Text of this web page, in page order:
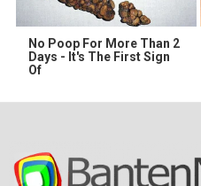
No Poop For More Than 2
Days - It's The First Sign
Of